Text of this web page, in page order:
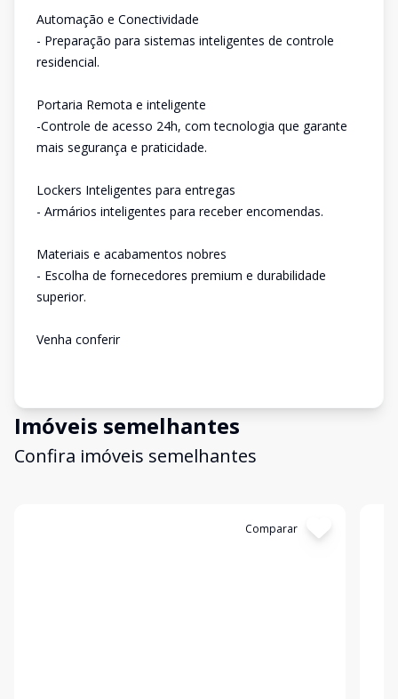
Automação e Conectividade
- Preparação para sistemas inteligentes de controle
residencial.
Portaria Remota e inteligente
-Controle de acesso 24h, com tecnologia que garante
mais segurança e praticidade.
Lockers Inteligentes para entregas
- Armários inteligentes para receber encomendas.
Materiais e acabamentos nobres
- Escolha de fornecedores premium e durabilidade
superior.
Venha conferir
Imóveis semelhantes
Confira imóveis semelhantes
Comparar